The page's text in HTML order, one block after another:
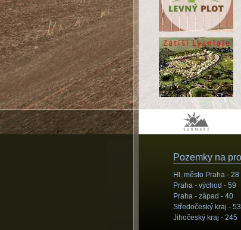
Pozemky na
Hl. město Praha - 28
Praha - východ - 59
Praha - západ - 40
Středočeský kraj -
Jihočeský kraj - 245